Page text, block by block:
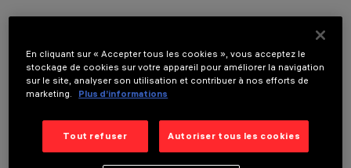
DONNÉES TECHNIQUES
En cliquant sur « Accepter tous les cookies », vous acceptez le
stockage de cookies sur votre appareil pour améliorer la navigation
sur le site, analyser son utilisation et contribuer à nos efforts de
marketing.
Plus d’informations
Tout refuser Autoriser tous les cookies